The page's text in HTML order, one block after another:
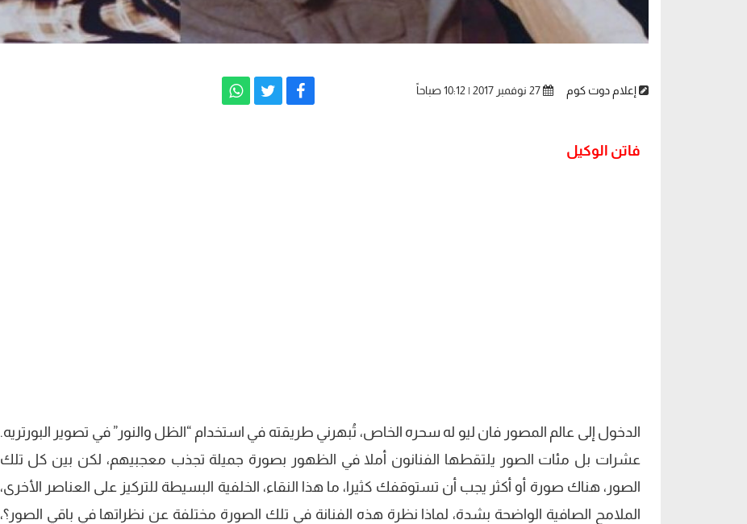
إعلام دوت كوم
فاتن الوكيل
الدخول إلى عالم المصور فان ليو له سحره الخاص، تُبهرني طريقته في استخدام “الظل والنور” في تصوير البورتريه.
عشرات بل مئات الصور يلتقطها الفنانون أملا في الظهور بصورة جميلة تجذب معجبيهم، لكن بين كل تلك
الصور، هناك صورة أو أكثر يجب أن تستوقفك كثيرا، ما هذا النقاء، الخلفية البسيطة للتركيز على العناصر الأخرى،
الملامح الصافية الواضحة بشدة، لماذا نظرة هذه الفنانة في تلك الصورة مختلفة عن نظراتها في باقي الصور؟،